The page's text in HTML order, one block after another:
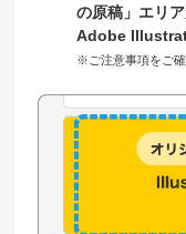
の原稿」エリ
Adobe
※ご注意事項をご確